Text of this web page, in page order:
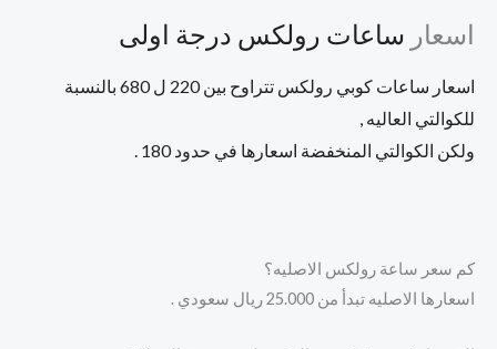
اسعار ساعات رولكس درجة اولى
اسعار ساعات كوبي رولكس تتراوح بين 220 ل 680 بالنسبة
للكوالتي العاليه ,
ولكن الكوالتي المنخفضة اسعارها في حدود 180 .
كم سعر ساعة رولكس الاصليه؟
اسعارها الاصليه تبدأ من 25.000 ريال سعودي .